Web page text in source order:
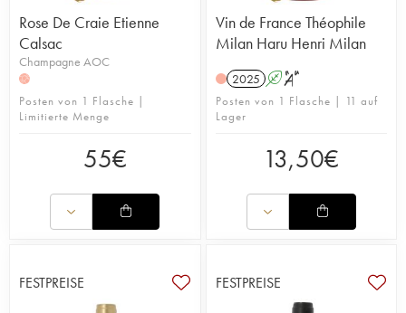
Rose De Craie Etienne
Calsac
Champagne AOC
H
Posten von 1 Flasche |
Limitierte Menge
55€
Vin de France Théophile
Milan Haru Henri Milan
2025 A S
Posten von 1 Flasche | 11 auf
Lager
13,50€
FESTPREISE FESTPREISE